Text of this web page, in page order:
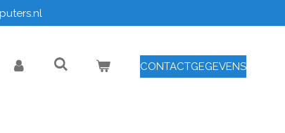
CONTACTGEGEVENS